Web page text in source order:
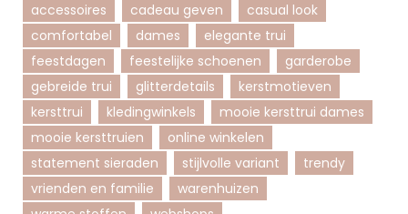
accessoires cadeau geven
casual look
comfortabel
dames
elegante trui
feestdagen
feestelijke schoenen
garderobe
gebreide trui
glitterdetails
kerstmotieven
kersttrui
kledingwinkels
mooie kersttrui dames
mooie kersttruien
online winkelen
statement sieraden
stijlvolle variant
trendy
vrienden en familie
warenhuizen